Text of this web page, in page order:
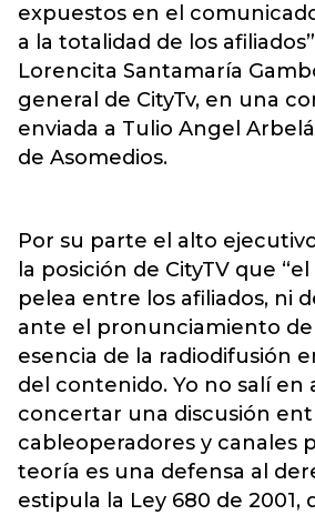
expuestos en el
a la totalidad de los
Lorencita Santamaría
general de CityTv, en una
enviada a Tulio Angel
de Asomedios.
Por su parte el alto
la posición de CityTV que
pelea entre los afiliados, ni
ante el pronunciamiento de
esencia de la radiodifusión
del contenido. Yo no salí en
concertar una discusión
cableoperadores y canales
teoría es una defensa al
estipula la Ley 680 de 2001,